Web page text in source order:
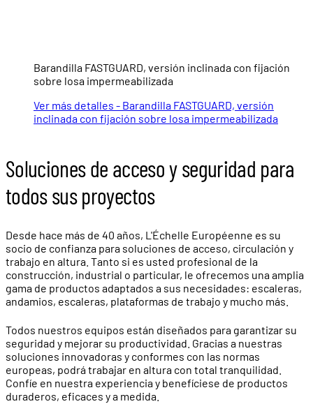
Barandilla FASTGUARD, versión inclinada con fijación
sobre losa impermeabilizada
Ver más detalles - Barandilla FASTGUARD, versión
inclinada con fijación sobre losa impermeabilizada
Soluciones de acceso y seguridad para
todos sus proyectos
Desde hace más de 40 años, L'Échelle Européenne es su
socio de confianza para soluciones de acceso, circulación y
trabajo en altura. Tanto si es usted profesional de la
construcción, industrial o particular, le ofrecemos una amplia
gama de productos adaptados a sus necesidades: escaleras,
andamios, escaleras, plataformas de trabajo y mucho más.
Todos nuestros equipos están diseñados para garantizar su
seguridad y mejorar su productividad. Gracias a nuestras
soluciones innovadoras y conformes con las normas
europeas, podrá trabajar en altura con total tranquilidad.
Confíe en nuestra experiencia y benefíciese de productos
duraderos, eficaces y a medida.